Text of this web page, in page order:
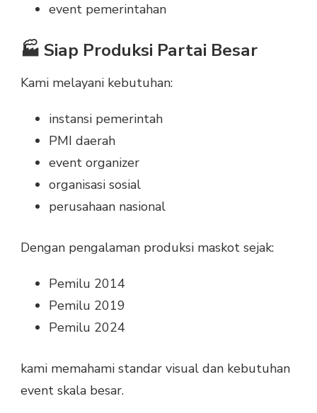
event pemerintahan
🏭 Siap Produksi Partai Besar
Kami melayani kebutuhan:
instansi pemerintah
PMI daerah
event organizer
organisasi sosial
perusahaan nasional
Dengan pengalaman produksi maskot sejak:
Pemilu 2014
Pemilu 2019
Pemilu 2024
kami memahami standar visual dan kebutuhan
event skala besar.